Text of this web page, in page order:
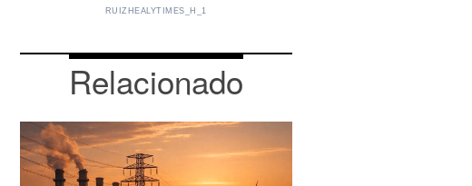
RUIZHEALYTIMES_H_1
Relacionado